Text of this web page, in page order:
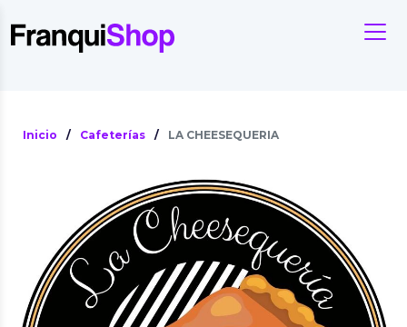
Inicio / Cafeterías / LA CHEESEQUERIA